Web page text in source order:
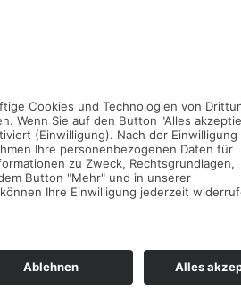
die verschiedensten Substrate,
(bis zu 25 Wafer mit Ø 150 mm oder
bei bestimmten Prozessen trotz des
Wafern pro Jahr erzielt werden.
interessant.
Ölrückführung